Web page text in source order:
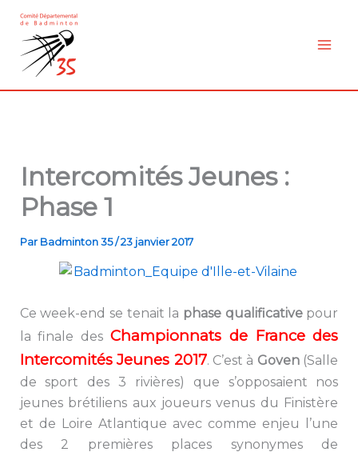
contenu
Intercomités Jeunes :
Phase 1
Par Badminton 35/23 janvier 2017
Ce week-end se tenait la phase qualificativepour
la finale des Championnats de France des
Intercomités Jeunes 2017. C’est à Goven(Salle
de sport des 3 rivières) que s’opposaient nos
jeunes brétiliens aux joueurs venus du Finistère
et de Loire Atlantique avec comme enjeu l’une
des 2 premières places synonymes de